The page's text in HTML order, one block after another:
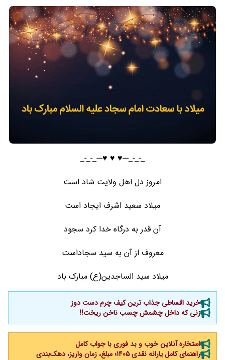
_-_-_---♥️ ♥️ ♥️---_-_-_
امروز دل اهل ولایت شاد است
میلاد سعید اشرف ایجاد است
آن قدر به درگاه خدا کرد سجود
معروف از آن به سید سجاداست
میلاد سید الساجدین(ع) مبارک باد
خرید اقساطی جذاب ترین کیف چرم دست دوز
زنی که داخل چشمش چسب ناخن ریخت!!
استخاره آنلاین خوب و بد فوری با جواب کامل
راهنمای کامل یارانه نقدی ۱۴۰۵؛ مبلغ، زمان واریز، دهک‌بندی